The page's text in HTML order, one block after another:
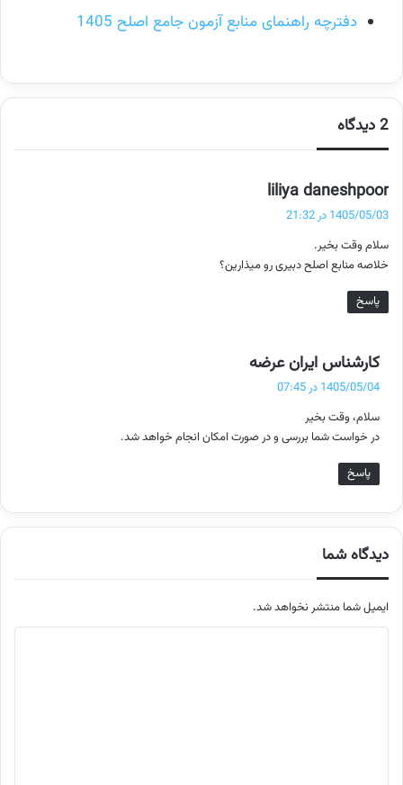
دفترچه راهنمای منابع آزمون جامع اصلح 1405
2 دیدگاه
liliya daneshpoor
1405/05/03 در 21:32
سلام وقت بخیر.
خلاصه منابع اصلح دبیری رو میذارین؟
پاسخ
کارشناس ایران عرضه
1405/05/04 در 07:45
سلام، وقت بخیر
در خواست شما بررسی و در صورت امکان انجام خواهد شد.
پاسخ
دیدگاه شما
ایمیل شما منتشر نخواهد شد.